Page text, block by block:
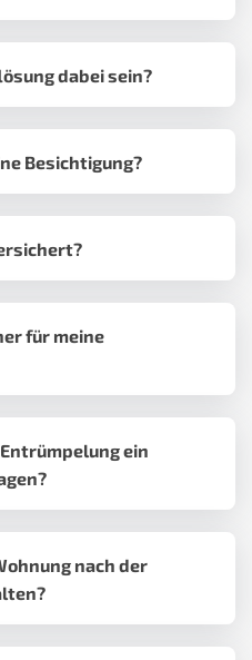
dabei sein?
Besichtigung?
für meine
ein
nach der